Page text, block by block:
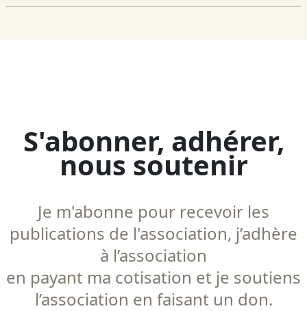
S'abonner, adhérer,
nous soutenir
Je m'abonne pour recevoir les
publications de l'association, j’adhère
à l’association
en payant ma cotisation et je soutiens
l’association en faisant un don.